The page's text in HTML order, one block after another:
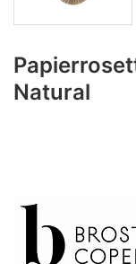
Natural